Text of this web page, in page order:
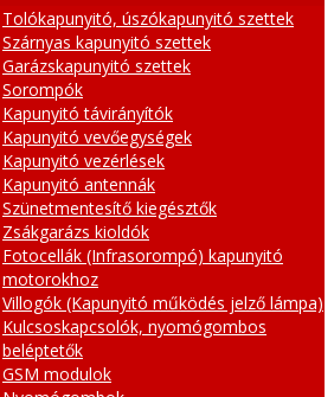
Tolókapunyitó, úszókapunyitó szettek
Szárnyas kapunyitó szettek
Garázskapunyitó szettek
Sorompók
Kapunyitó távirányítók
Kapunyitó vevőegységek
Kapunyitó vezérlések
Kapunyitó antennák
Szünetmentesítő kiegésztők
Zsákgarázs kioldók
Fotocellák (Infrasorompó) kapunyitó
motorokhoz
Villogók (Kapunyitó működés jelző lámpa)
Kulcsoskapcsolók, nyomógombos
beléptetők
GSM modulok